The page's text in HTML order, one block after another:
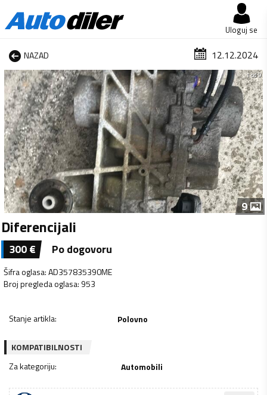
Uloguj se
NAZAD 12.12.2024
1 od 9
9
Diferencijali
300€ Po dogovoru
Šifra oglasa:AD357835390ME
Broj pregleda oglasa: 953
Stanje artikla: Polovno
KOMPATIBILNOSTI
Za kategoriju: Automobili